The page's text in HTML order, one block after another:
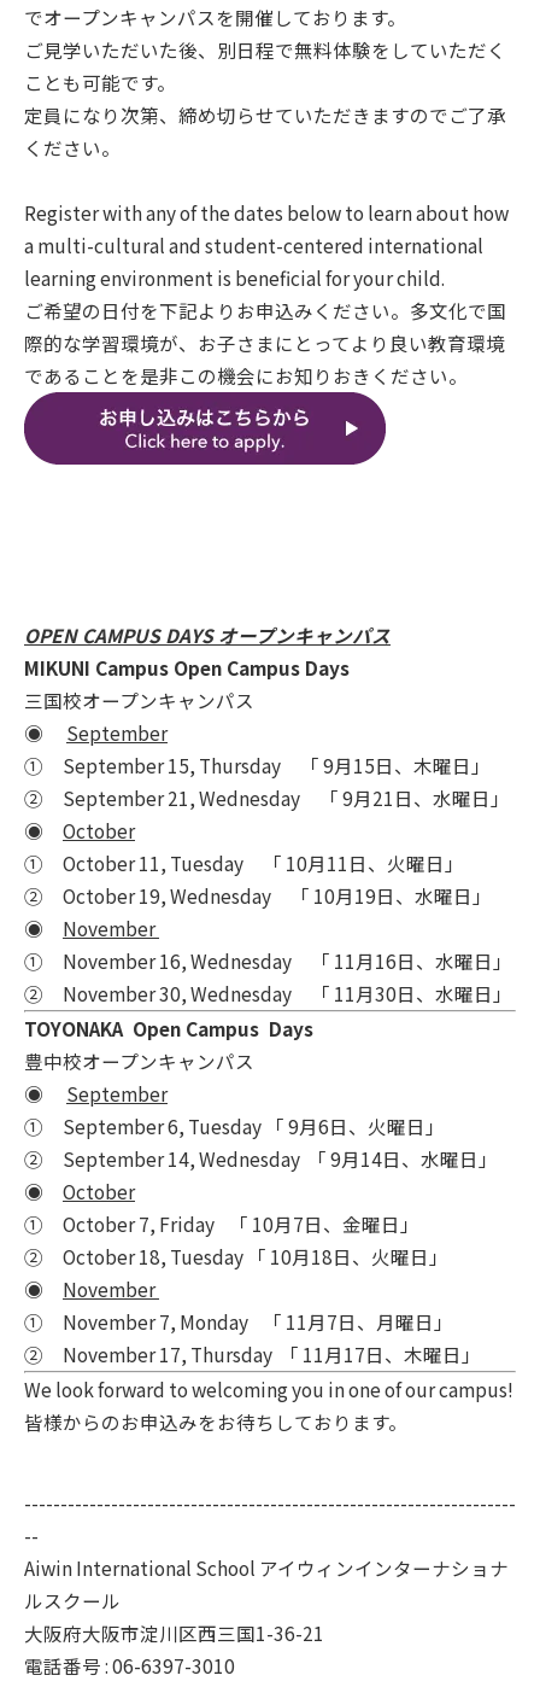
でオープンキャンパスを開催しております。
ご見学いただいた後、別日程で無料体験をしていただく
ことも可能です。
定員になり次第、締め切らせていただきますのでご了承
ください。
Register with any of the dates below to learn about how
a multi-cultural and student-centered international
learning environment is beneficial for your child.
ご希望の日付を下記よりお申込みください。多文化で国
際的な学習環境が、お子さまにとってより良い教育環境
であることを是非この機会にお知りおきください。
OPEN CAMPUS DAYS オープンキャンパス
MIKUNI Campus Open Campus Days
三国校オープンキャンパス
◉ September
① September 15, Thursday 「 9月15日、木曜日」
② September 21, Wednesday 「 9月21日、水曜日」
◉ October
① October 11, Tuesday 「 10月11日、火曜日」
② October 19, Wednesday 「 10月19日、水曜日」
◉ November
① November 16, Wednesday 「 11月16日、水曜日」
② November 30, Wednesday 「 11月30日、水曜日」
TOYONAKA Open Campus Days
豊中校オープンキャンパス
◉ September
① September 6, Tuesday 「 9月6日、火曜日」
② September 14, Wednesday 「 9月14日、水曜日」
◉ October
① October 7, Friday 「 10月7日、金曜日」
② October 18, Tuesday 「 10月18日、火曜日」
◉ November
① November 7, Monday 「 11月7日、月曜日」
② November 17, Thursday 「 11月17日、木曜日」
We look forward to welcoming you in one of our campus!
皆様からのお申込みをお待ちしております。
--------------------------------------------------------------------
--
Aiwin International School アイウィンインターナショナ
ルスクール
大阪府大阪市淀川区西三国1-36-21
電話番号 :06-6397-3010